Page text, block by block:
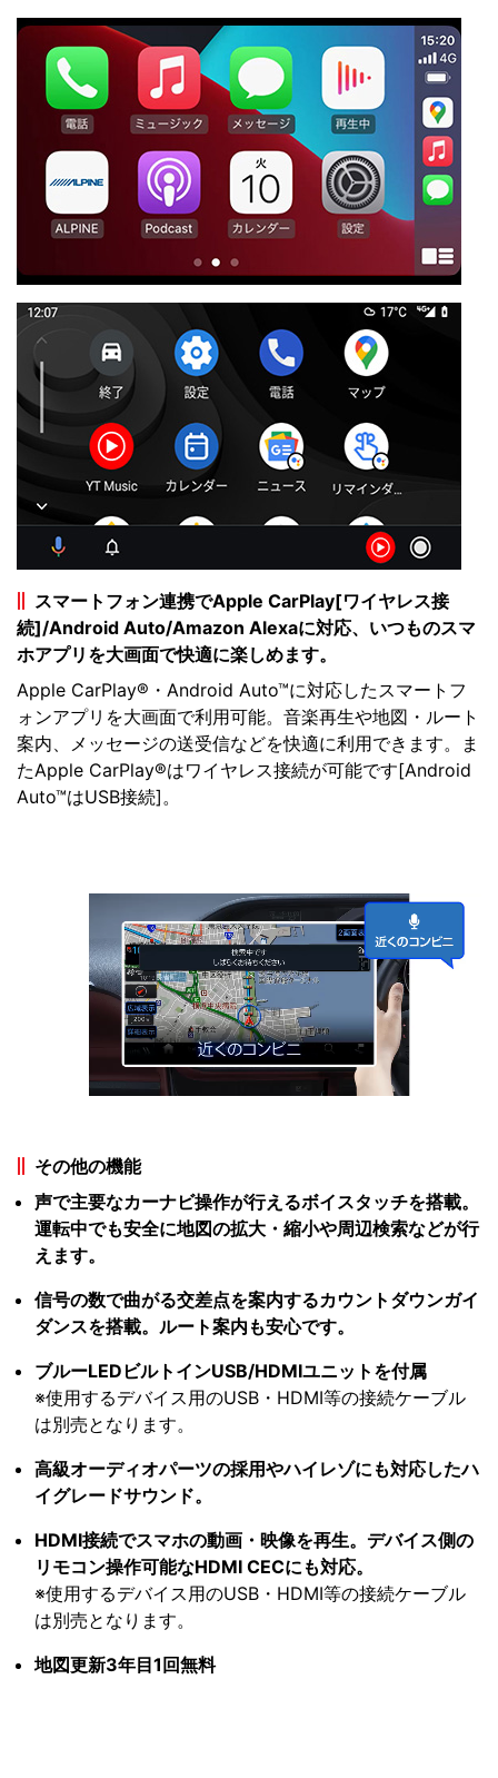
スマートフォン連携でApple CarPlay[ワイヤレス接
続]/Android Auto/Amazon Alexaに対応、いつものスマ
ホアプリを大画面で快適に楽しめます。
Apple CarPlay®・Android Auto™に対応したスマートフ
ォンアプリを大画面で利用可能。音楽再生や地図・ルート
案内、メッセージの送受信などを快適に利用できます。ま
たApple CarPlay®はワイヤレス接続が可能です[Android
Auto™はUSB接続]。
その他の機能
声で主要なカーナビ操作が行えるボイスタッチを搭載。
運転中でも安全に地図の拡大・縮小や周辺検索などが行
えます。
信号の数で曲がる交差点を案内するカウントダウンガイ
ダンスを搭載。ルート案内も安心です。
ブルーLEDビルトインUSB/HDMIユニットを付属
※使用するデバイス用のUSB・HDMI等の接続ケーブル
は別売となります。
高級オーディオパーツの採用やハイレゾにも対応したハ
イグレードサウンド。
HDMI接続でスマホの動画・映像を再生。デバイス側の
リモコン操作可能なHDMI CECにも対応。
※使用するデバイス用のUSB・HDMI等の接続ケーブル
は別売となります。
地図更新3年目1回無料